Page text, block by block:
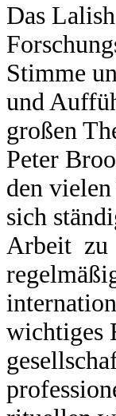
Das
Stimme
und
großen
Peter
den
sich
Arbeit zu
wichtiges